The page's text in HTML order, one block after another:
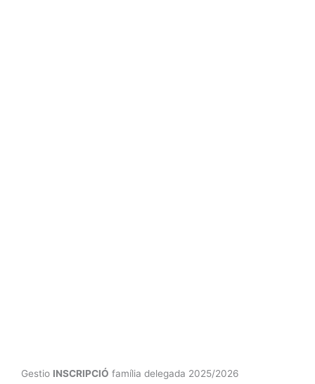
Gestio INSCRIPCIÓ família delegada 2025/2026